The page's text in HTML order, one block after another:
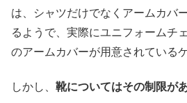
は、シャツだけでなくアームカバ
るようで、実際にユニフォームチ
のアームカバーが用意されている
しかし、 靴についてはその制限が